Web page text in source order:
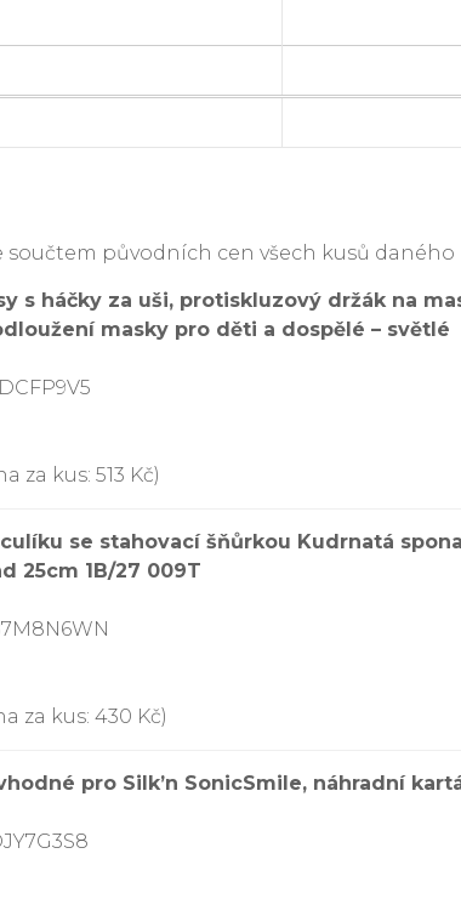
součtem původních cen všech kusů
s háčky za uši, protiskluzový držák na
masky pro děti a dospělé – světlé
za kus: 513 Kč)
se stahovací šňůrkou Kudrnatá
25cm 1B/27 009T
za kus: 430 Kč)
pro Silk’n SonicSmile, náhradní